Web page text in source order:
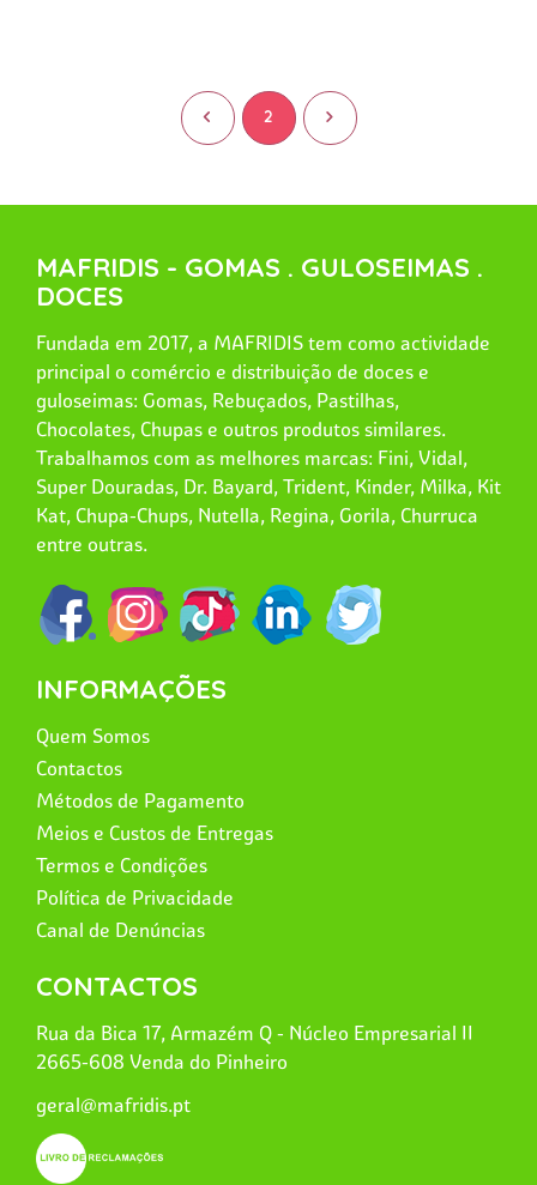
< 2 >
MAFRIDIS - GOMAS . GULOSEIMAS .
DOCES
Fundada em 2017, a MAFRIDIS tem como actividade
principal o comércio e distribuição de doces e
guloseimas: Gomas, Rebuçados, Pastilhas,
Chocolates, Chupas e outros produtos similares.
Trabalhamos com as melhores marcas: Fini, Vidal,
Super Douradas, Dr. Bayard, Trident, Kinder, Milka, Kit
Kat, Chupa-Chups, Nutella, Regina, Gorila, Churruca
entre outras.
INFORMAÇÕES
Quem Somos
Contactos
Métodos de Pagamento
Meios e Custos de Entregas
Termos e Condições
Política de Privacidade
Canal de Denúncias
CONTACTOS
Rua da Bica 17, Armazém Q - Núcleo Empresarial II
2665-608 Venda do Pinheiro
geral@mafridis.pt